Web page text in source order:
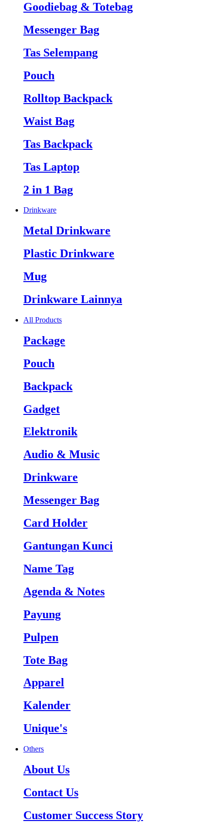
Goodiebag & Totebag
Messenger Bag
Tas Selempang
Pouch
Rolltop Backpack
Waist Bag
Tas Backpack
Tas Laptop
2 in 1 Bag
Drinkware
Metal Drinkware
Plastic Drinkware
Mug
Drinkware Lainnya
All Products
Package
Pouch
Backpack
Gadget
Elektronik
Audio & Music
Drinkware
Messenger Bag
Card Holder
Gantungan Kunci
Name Tag
Agenda & Notes
Payung
Pulpen
Tote Bag
Apparel
Kalender
Unique's
Others
About Us
Contact Us
Customer Success Story